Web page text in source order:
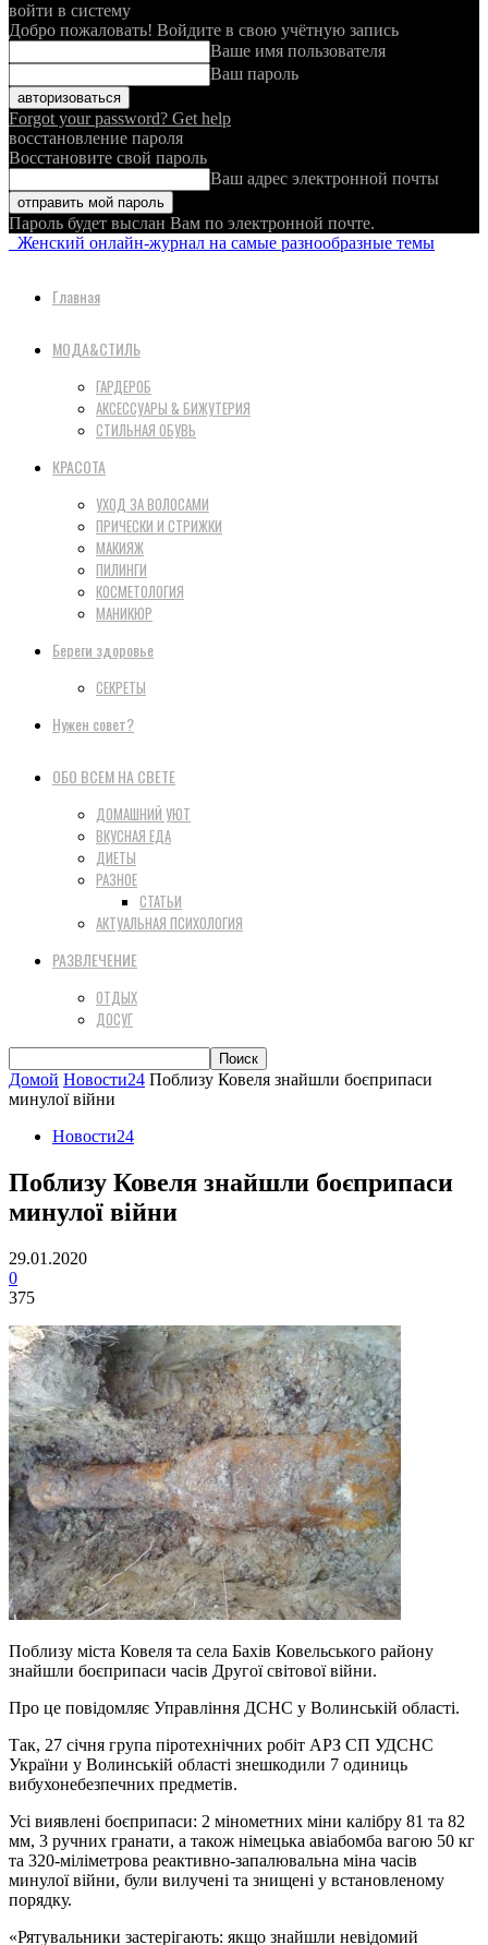
войти в систему
Добро пожаловать! Войдите в свою учётную запись
Ваше имя пользователя
Ваш пароль
Forgot your password? Get help
восстановление пароля
Восстановите свой пароль
Ваш адрес электронной почты
Пароль будет выслан Вам по электронной почте.
Женский онлайн-журнал на самые разнообразные темы
Главная
МОДА&СТИЛЬ
ГАРДЕРОБ
АКСЕССУАРЫ & БИЖУТЕРИЯ
СТИЛЬНАЯ ОБУВЬ
КРАСОТА
УХОД ЗА ВОЛОСАМИ
ПРИЧЕСКИ И СТРИЖКИ
МАКИЯЖ
ПИЛИНГИ
КОСМЕТОЛОГИЯ
МАНИКЮР
Береги здоровье
СЕКРЕТЫ
Нужен совет?
ОБО ВСЕМ НА СВЕТЕ
ДОМАШНИЙ УЮТ
ВКУСНАЯ ЕДА
ДИЕТЫ
РАЗНОЕ
СТАТЬИ
АКТУАЛЬНАЯ ПСИХОЛОГИЯ
РАЗВЛЕЧЕНИЕ
ОТДЫХ
ДОСУГ
Домой Новости24 Поблизу Ковеля знайшли боєприпаси
минулої війни
Новости24
Поблизу Ковеля знайшли боєприпаси
минулої війни
29.01.2020
0
375
Поблизу міста Ковеля та села Бахів Ковельського району
знайшли боєприпаси часів Другої світової війни.
Про це повідомляє Управління ДСНС у Волинській області.
Так, 27 січня група піротехнічних робіт АРЗ СП УДСНС
України у Волинській області знешкодили 7 одиниць
вибухонебезпечних предметів.
Усі виявлені боєприпаси: 2 мінометних міни калібру 81 та 82
мм, 3 ручних гранати, а також німецька авіабомба вагою 50 кг
та 320-міліметрова реактивно-запалювальна міна часів
минулої війни, були вилучені та знищені у встановленому
порядку.
«Рятувальники застерігають: якщо знайшли невідомий